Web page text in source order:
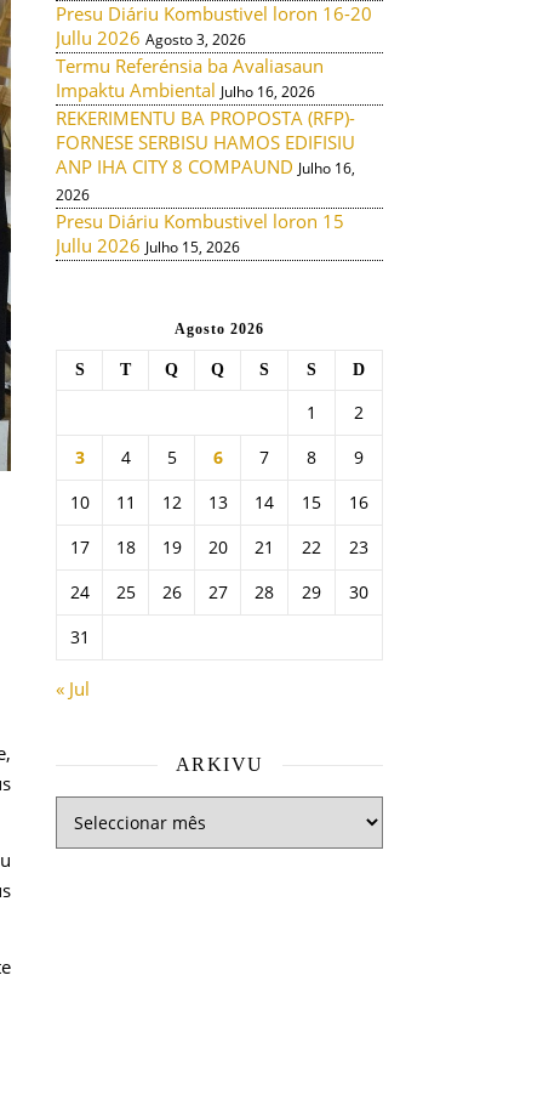
Presu Diáriu Kombustivel loron 16-20
Jullu 2026 Agosto 3, 2026
Termu Referénsia ba Avaliasaun
Impaktu Ambiental Julho 16, 2026
REKERIMENTU BA PROPOSTA (RFP)-
FORNESE SERBISU HAMOS EDIFISIU
ANP IHA CITY 8 COMPAUND Julho 16,
2026
Presu Diáriu Kombustivel loron 15
Jullu 2026 Julho 15, 2026
Agosto 2026
S T Q Q S S D
1
2
3
4 5 6 7 8
9
10
11 12 13 14 15
16
17
18 19 20 21 22
23
24
25 26 27 28 29
30
31
« Jul
ARKIVU